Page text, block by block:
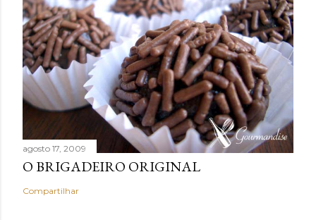
agosto 17, 2009
O BRIGADEIRO ORIGINAL
Compartilhar